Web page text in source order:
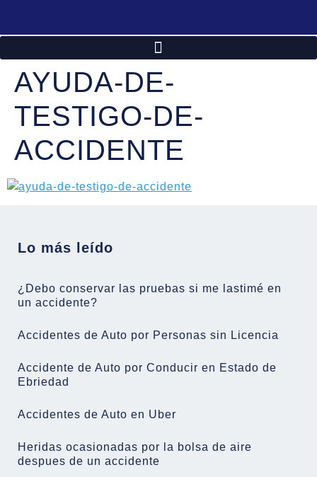
AYUDA-DE-
TESTIGO-DE-
ACCIDENTE
Lo más leído
¿Debo conservar las pruebas si me lastimé en
un accidente?
Accidentes de Auto por Personas sin Licencia
Accidente de Auto por Conducir en Estado de
Ebriedad
Accidentes de Auto en Uber
Heridas ocasionadas por la bolsa de aire
despues de un accidente